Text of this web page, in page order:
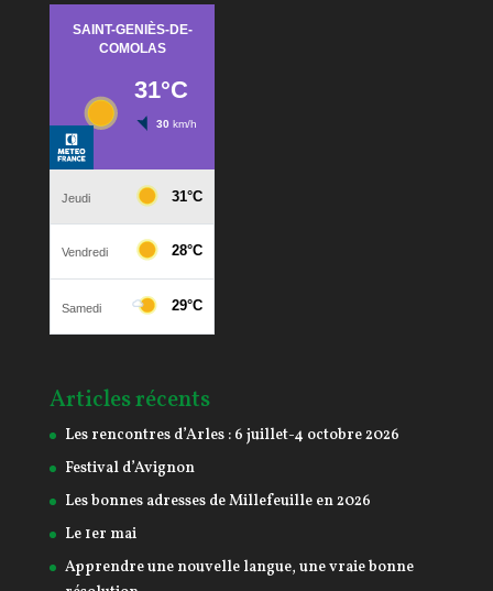
Articles récents
Les rencontres d’Arles : 6 juillet-4 octobre 2026
Festival d’Avignon
Les bonnes adresses de Millefeuille en 2026
Le 1er mai
Apprendre une nouvelle langue, une vraie bonne